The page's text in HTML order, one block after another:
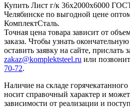
Купить Лист г/к 36x2000x6000
Челябинске по выгодной цене
КомплектСталь.
Точная цена товара зависит от
заказа. Чтобы узнать
оставить заявку на сайте, прислать
zakaz@komplektsteel.ru или
70-72.
Наличие на складе
носит справочный характер и
зависимости от реализации и